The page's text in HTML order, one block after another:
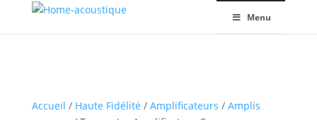
Menu
Accueil / Haute Fidélité / Amplificateurs / Amplis